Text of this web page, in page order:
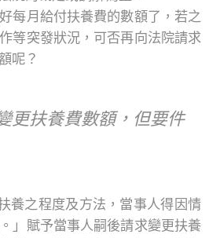
每月給付扶養費的數額了，若之
等突發狀況，可否再向法院請求
呢？
更扶養費數額，但要件
養之程度及方法，當事人得因情
」賦予當事人嗣後請求變更扶養